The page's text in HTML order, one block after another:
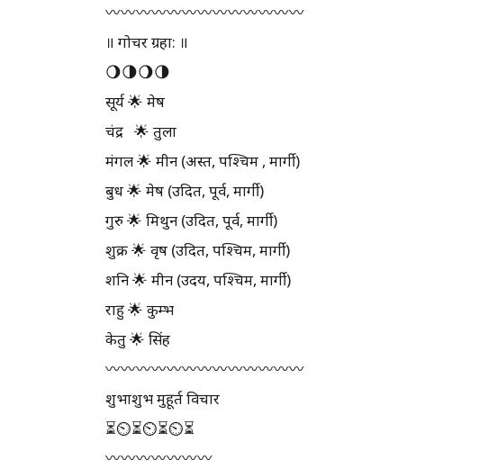
〰️〰️〰️〰️〰️〰️〰️〰️〰️〰️〰️〰️〰️
॥ गोचर ग्रहा: ॥
🌖🌗🌖🌗
सूर्य 🌟 मेष
चंद्र 🌟 तुला
मंगल 🌟 मीन (अस्त, पश्चिम , मार्गी)
बुध 🌟 मेष (उदित, पूर्व, मार्गी)
गुरु 🌟 मिथुन (उदित, पूर्व, मार्गी)
शुक्र 🌟 वृष (उदित, पश्चिम, मार्गी)
शनि 🌟 मीन (उदय, पश्चिम, मार्गी)
राहु 🌟 कुम्भ
केतु 🌟 सिंह
〰️〰️〰️〰️〰️〰️〰️〰️〰️〰️〰️〰️〰️
शुभाशुभ मुहूर्त विचार
⏳⏲⏳⏲⏳⏲⏳
〰️〰️〰️〰️〰️〰️〰️